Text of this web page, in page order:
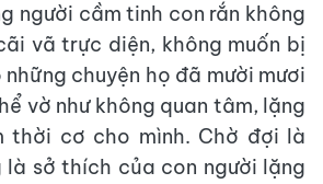
người cầm tinh con rắn không
vã trực diện, không muốn bị
chuyện họ đã mười mươi
vờ như không quan tâm, lặng
thời cơ cho mình. Chờ đợi là
là sở thích của con người lặng